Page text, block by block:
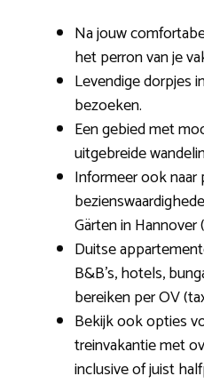
Na jouw
het perron van je
Levendige dorpjes
bezoeken.
Een gebied met
uitgebreide
Informeer ook naar
Gärten in Hannover
Duitse
B&B’s, hotels,
bereiken per OV
Bekijk ook opties
treinvakantie met
inclusive of juist